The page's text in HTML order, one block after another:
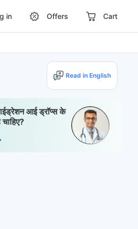
in Offers Cart
Read in English
आई ड्रॉप्स के